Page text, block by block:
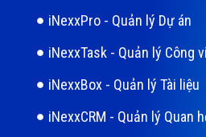
iNexxPro - Quản lý Dự án
iNexxTask - Quản lý Công
iNexxBox - Quản lý Tài liệu
iNexxCRM - Quản lý Quan